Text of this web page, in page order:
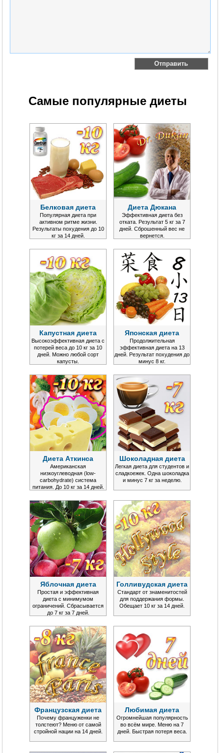
Самые популярные диеты
Белковая диета
Популярная диета при
активном ритме жизни.
Результаты похудения до 10
кг за 14 дней.
Диета Дюкана
Эффективная диета без
отката. Результат 5 кг за 7
дней. Сброшенный вес не
вернется.
Капустная диета
Высокоэффективная диета с
потерей веса до 10 кг за 10
дней. Можно любой сорт
капусты.
Японская диета
Продолжительная
эффективная диета на 13
дней. Результат похудения до
минус 8 кг.
Диета Аткинса
Американская
низкоуглеводная (low-
carbohydrate) система
питания. До 10 кг за 14 дней.
Шоколадная диета
Легкая диета для студентов и
сладкоежек. Одна шоколадка
и минус 7 кг за неделю.
Яблочная диета
Простая и эффективная
диета с минимумом
ограничений. Сбрасывается
до 7 кг за 7 дней.
Голливудская диета
Стандарт от знаменитостей
для поддержания формы.
Обещает 10 кг за 14 дней.
Французская диета
Почему француженки не
толстеют? Меню от самой
стройной нации на 14 дней.
Любимая диета
Огромнейшая популярность
во всём мире. Меню на 7
дней. Быстрая потеря веса.